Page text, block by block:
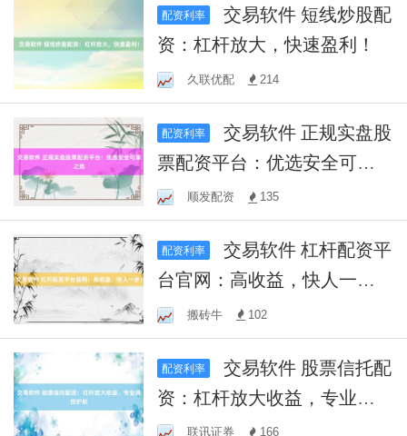
配资利率
交易软件 短线炒股配
资：杠杆放大，快速盈利！
久联优配 214
配资利率
交易软件 正规实盘股
票配资平台：优选安全可靠
之选顺发配资 135
配资利率
交易软件 杠杆配资平
台官网：高收益，快人一
步！搬砖牛 102
配资利率
交易软件 股票信托配
资：杠杆放大收益，专业风
控护航联讯证券 166